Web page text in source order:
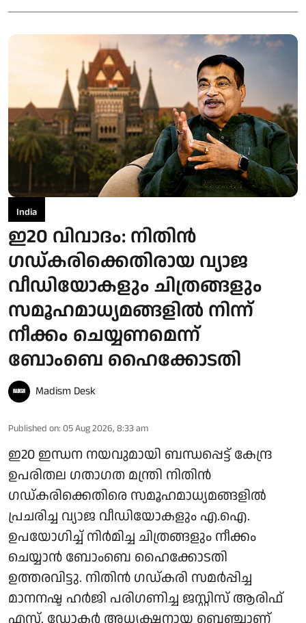
India
ഇ20 വിവാദം: നിതിന്‍
ഗഡ്കരിക്കെതിരായ വ്യാജ
വീഡിയോകളും ചിത്രങ്ങളും
സമൂഹമാധ്യമങ്ങളില്‍ നിന്ന്
നീക്കം ചെയ്യണമെന്ന്
ബോംബെ ഹൈക്കോടതി
Madism Desk
Published on: 05 Aug 2026, 8:33 am
ഇ20 ഇന്ധന നയവുമായി ബന്ധപ്പെട്ട് കേന്ദ്ര
ഉപരിതല ഗതാഗത മന്ത്രി നിതിൻ
ഗഡ്കരിക്കെതിരെ സമൂഹമാധ്യമങ്ങളിൽ
പ്രചരിച്ച വ്യാജ വീഡിയോകളും എ.ഐ.
ഉപയോഗിച്ച് നിർമിച്ച ചിത്രങ്ങളും നീക്കം
ചെയ്യാൻ ബോംബെ ഹൈക്കോടതി
ഉത്തരവിട്ടു. നിതിൻ ഗഡ്കരി സമർപ്പിച്ച
മാനനഷ്ട ഹർജി പരിഗണിച്ച ജസ്റ്റിസ് ആരിഫ്
എസ്. ഡോക്ടർ അധ്യക്ഷനായ ബെഞ്ചാണ്